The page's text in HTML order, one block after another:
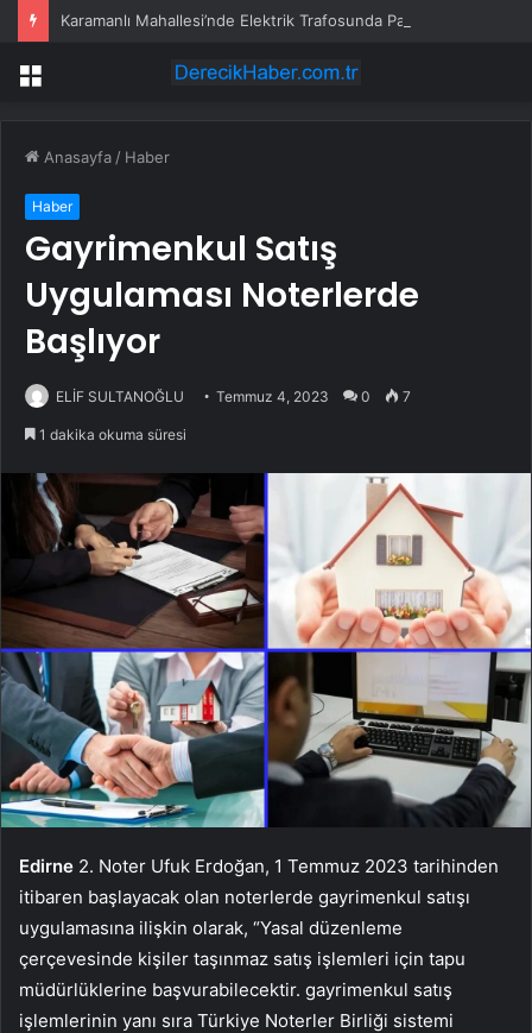
Menü
Anasayfa / Haber
Haber
Gayrimenkul Satış
Uygulaması Noterlerde
Başlıyor
ELİF SULTANOĞLU Temmuz 4, 2023 0 7
1 dakika okuma süresi
Edirne 2. Noter Ufuk Erdoğan, 1 Temmuz 2023 tarihinden
itibaren başlayacak olan noterlerde gayrimenkul satışı
uygulamasına ilişkin olarak, “Yasal düzenleme
çerçevesinde kişiler taşınmaz satış işlemleri için tapu
müdürlüklerine başvurabilecektir. gayrimenkul satış
işlemlerinin yanı sıra Türkiye Noterler Birliği sistemi